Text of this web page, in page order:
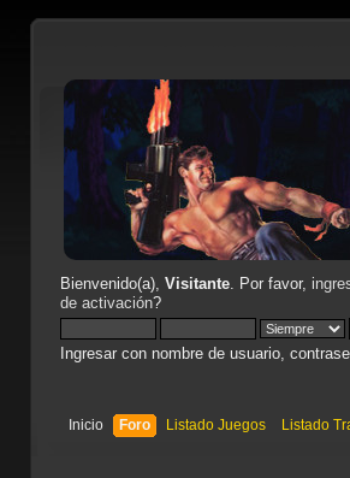
Bienvenido(a), Visitante. Por favor,
de activación?
Ingresar con nombre de usuario,
Inicio Foro Listado Juegos Listado